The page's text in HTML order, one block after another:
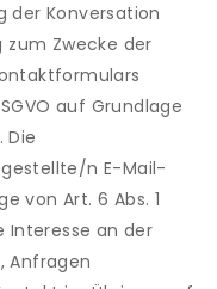
der Konversation
Zwecke der
auf Grundlage
Die
n E-Mail-
von Art. 6 Abs. 1
Interesse an der
Anfragen